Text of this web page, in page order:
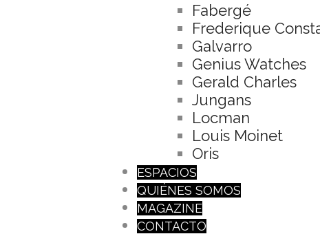
Fabergé
Frederique
Galvarro
Genius Watches
Gerald Charles
Jungans
Locman
Louis Moinet
Oris
ESPACIOS
QUIÉNES SOMOS
MAGAZINE
CONTACTO